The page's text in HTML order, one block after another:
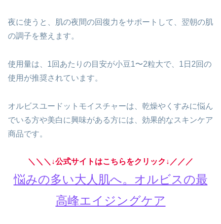
夜に使うと、肌の夜間の回復力をサポートして、翌朝の肌
の調子を整えます。
使用量は、1回あたりの目安が小豆1〜2粒大で、1日2回の
使用が推奨されています。
オルビスユードットモイスチャーは、乾燥やくすみに悩ん
でいる方や美白に興味がある方には、効果的なスキンケア
商品です。
＼＼＼↓公式サイトはこちらをクリック↓／／／
悩みの多い大人肌へ。オルビスの最
高峰エイジングケア